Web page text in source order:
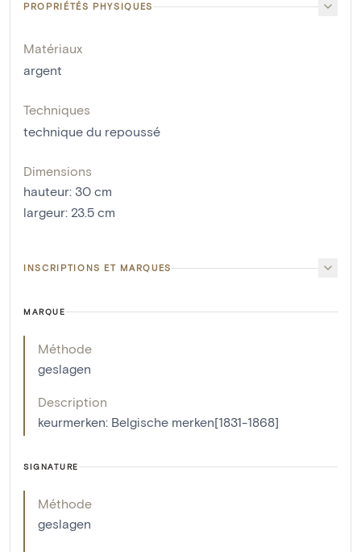
PROPRIÉTÉS PHYSIQUES
Matériaux
argent
Techniques
technique du repoussé
Dimensions
hauteur: 30 cm
largeur: 23.5 cm
INSCRIPTIONS ET MARQUES
MARQUE
Méthode
geslagen
Description
keurmerken: Belgische merken[1831-1868]
SIGNATURE
Méthode
geslagen